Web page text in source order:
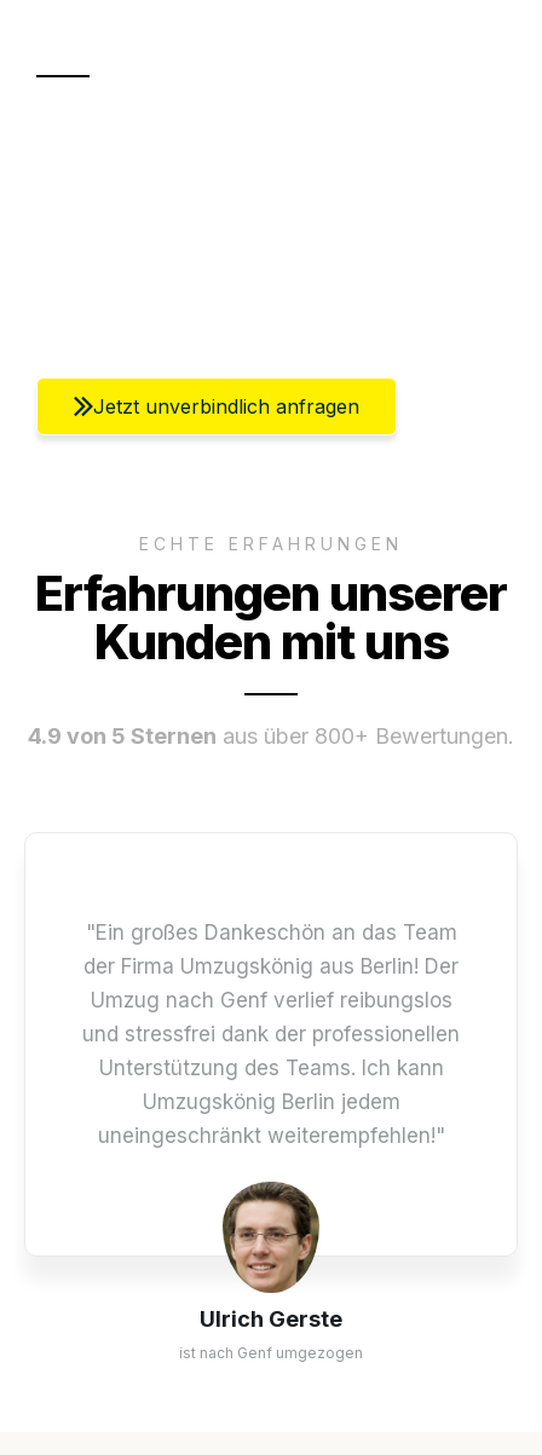
Jetzt unverbindlich anfragen
ECHTE ERFAHRUNGEN
Erfahrungen unserer
Kunden mit uns
4.9 von 5 Sternen aus über 800+ Bewertungen.
Ulrich Gerste
ist nach Genf umgezogen
"Ein großes Dankeschön an das Team
der Firma Umzugskönig aus Berlin! Der
Umzug nach Genf verlief reibungslos
und stressfrei dank der professionellen
Unterstützung des Teams. Ich kann
Umzugskönig Berlin jedem
uneingeschränkt weiterempfehlen!"